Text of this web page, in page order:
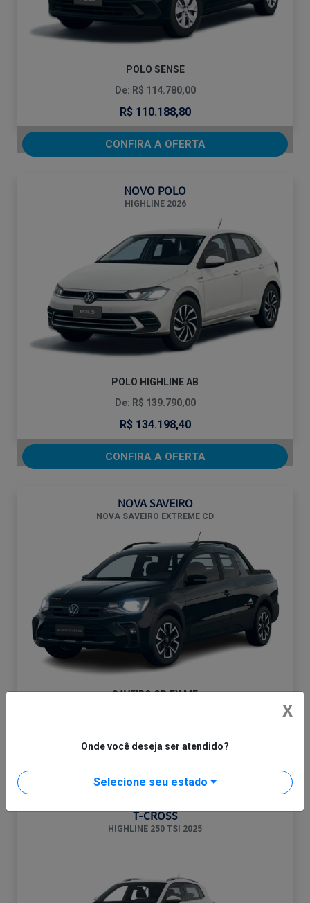
POLO SENSE
De: R$ 114.780,00
R$ 110.188,80
CONFIRA A OFERTA
NOVO POLO
HIGHLINE 2026
POLO HIGHLINE AB
De: R$ 139.790,00
R$ 134.198,40
CONFIRA A OFERTA
NOVA SAVEIRO
NOVA SAVEIRO EXTREME CD
SAVEIRO CD EX MF
CONFIRA A OFERTA
T-CROSS
HIGHLINE 250 TSI 2025
X
Onde você deseja ser atendido?
Selecione seu estado